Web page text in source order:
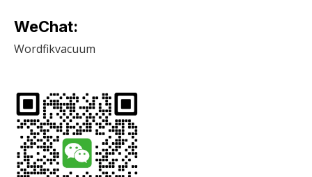
WeChat:
Wordfikvacuum